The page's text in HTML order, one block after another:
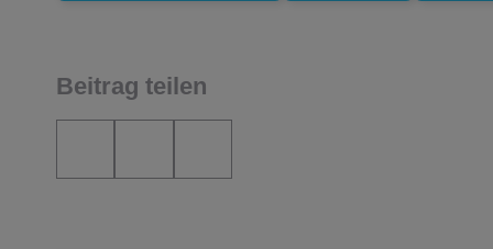
Beitrag teilen